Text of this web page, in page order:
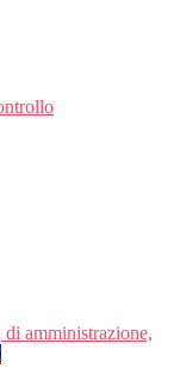
amministrazione,